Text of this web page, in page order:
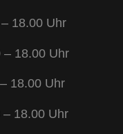
18.00 Uhr
– 18.00 Uhr
18.00 Uhr
18.00 Uhr